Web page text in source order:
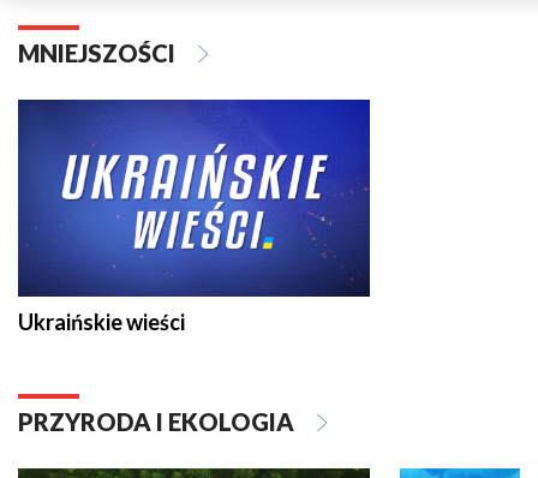
MNIEJSZOŚCI
Ukraińskie wieści
PRZYRODA I EKOLOGIA